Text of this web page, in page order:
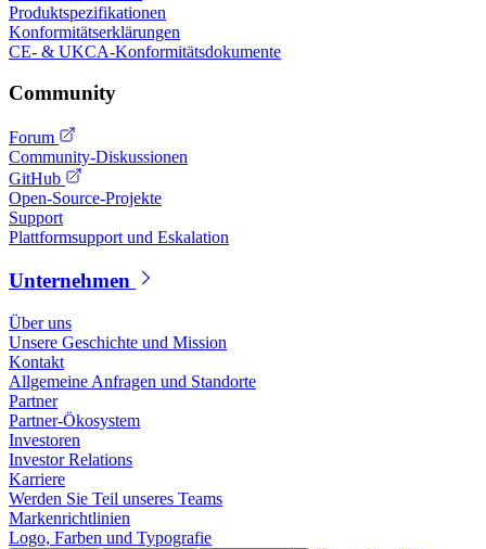
Produktspezifikationen
Konformitätserklärungen
CE- & UKCA-Konformitätsdokumente
Community
Forum
Community-Diskussionen
GitHub
Open-Source-Projekte
Support
Plattformsupport und Eskalation
Unternehmen
Über uns
Unsere Geschichte und Mission
Kontakt
Allgemeine Anfragen und Standorte
Partner
Partner-Ökosystem
Investoren
Investor Relations
Karriere
Werden Sie Teil unseres Teams
Markenrichtlinien
Logo, Farben und Typografie